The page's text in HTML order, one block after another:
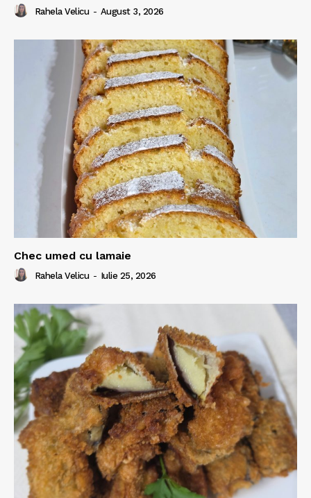
Rahela Velicu - August 3, 2026
Chec umed cu lamaie
Rahela Velicu - Iulie 25, 2026